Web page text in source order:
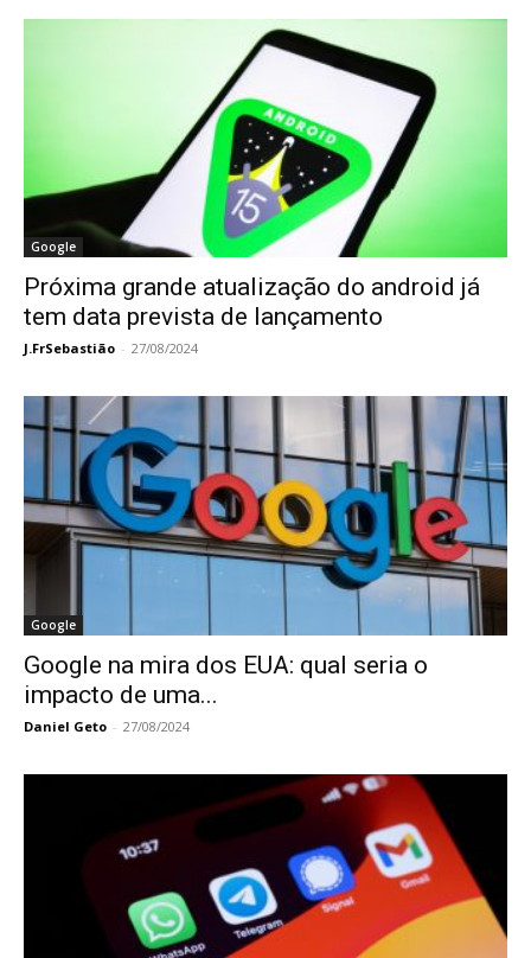
Google
Próxima grande atualização do android já
tem data prevista de lançamento
J.FrSebastião - 27/08/2024
Google
Google na mira dos EUA: qual seria o
impacto de uma...
Daniel Geto - 27/08/2024